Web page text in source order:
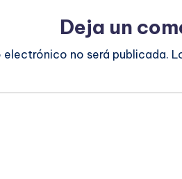
Deja un
no será publicada.